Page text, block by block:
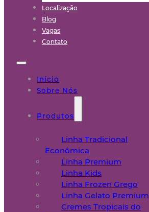
Localização
Blog
Vagas
Contato
Início
Sobre Nós
Produtos
Linha Tradicional
Econômica
Linha Premium
Linha Kids
Linha Frozen Grego
Linha Gelato Premium
Cremes Tropicais do